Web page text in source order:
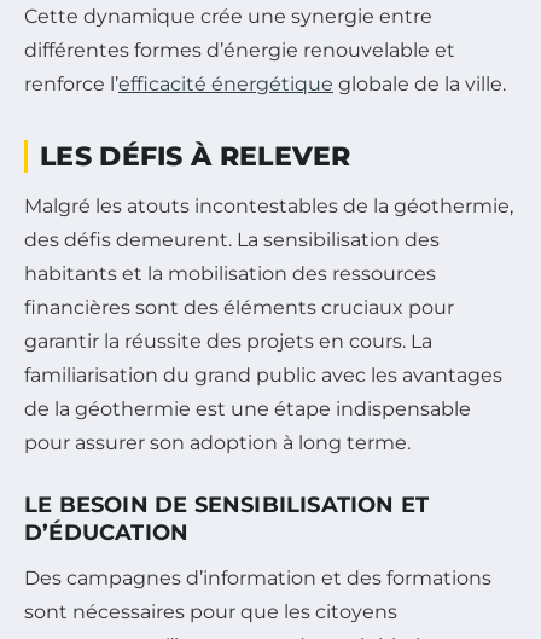
Cette dynamique crée une synergie entre
différentes formes d’énergie renouvelable et
renforce l’efficacité énergétique globale de la ville.
LES DÉFIS À RELEVER
Malgré les atouts incontestables de la géothermie,
des défis demeurent. La sensibilisation des
habitants et la mobilisation des ressources
financières sont des éléments cruciaux pour
garantir la réussite des projets en cours. La
familiarisation du grand public avec les avantages
de la géothermie est une étape indispensable
pour assurer son adoption à long terme.
LE BESOIN DE SENSIBILISATION ET
D’ÉDUCATION
Des campagnes d’information et des formations
sont nécessaires pour que les citoyens